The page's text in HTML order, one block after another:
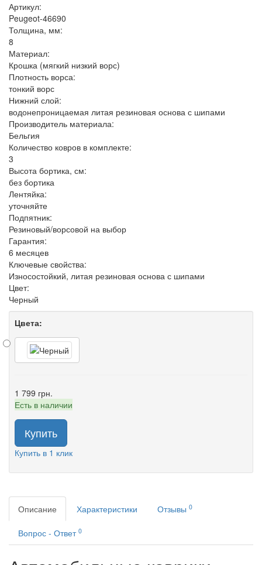
Артикул:
Peugeot-46690
Толщина, мм:
8
Материал:
Крошка (мягкий низкий ворс)
Плотность ворса:
тонкий ворс
Нижний слой:
водонепроницаемая литая резиновая основа с шипами
Производитель материала:
Бельгия
Количество ковров в комплекте:
3
Высота бортика, см:
без бортика
Лентяйка:
уточняйте
Подпятник:
Резиновый/ворсовой на выбор
Гарантия:
6 месяцев
Ключевые свойства:
Износостойкий, литая резиновая основа с шипами
Цвет:
Черный
Цвета:
1 799 грн.
Есть в наличии
Купить
Купить в 1 клик
Описание Характеристики Отзывы 0
Вопрос - Ответ 0